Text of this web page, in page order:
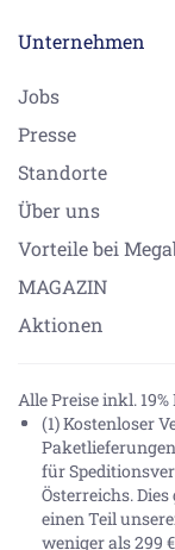
Unternehmen
Jobs
Presse
Standorte
Über uns
Vorteile bei
MAGAZIN
Aktionen
Alle Preise inkl. 19%
(1) Kostenloser
Paketlieferungen
für
Österreichs.
einen Teil
weniger als 299